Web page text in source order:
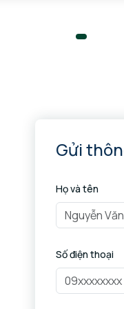
Gửi
Họ và tên
Số điện thoại